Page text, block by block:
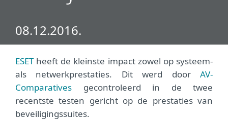
08.12.2016.
ESETheeft de kleinste impact zowel op systeem-
als netwerkprestaties. Dit werd door AV-
Comparatives gecontroleerd in de twee
recentste testen gericht op de prestaties van
beveiligingssuites.